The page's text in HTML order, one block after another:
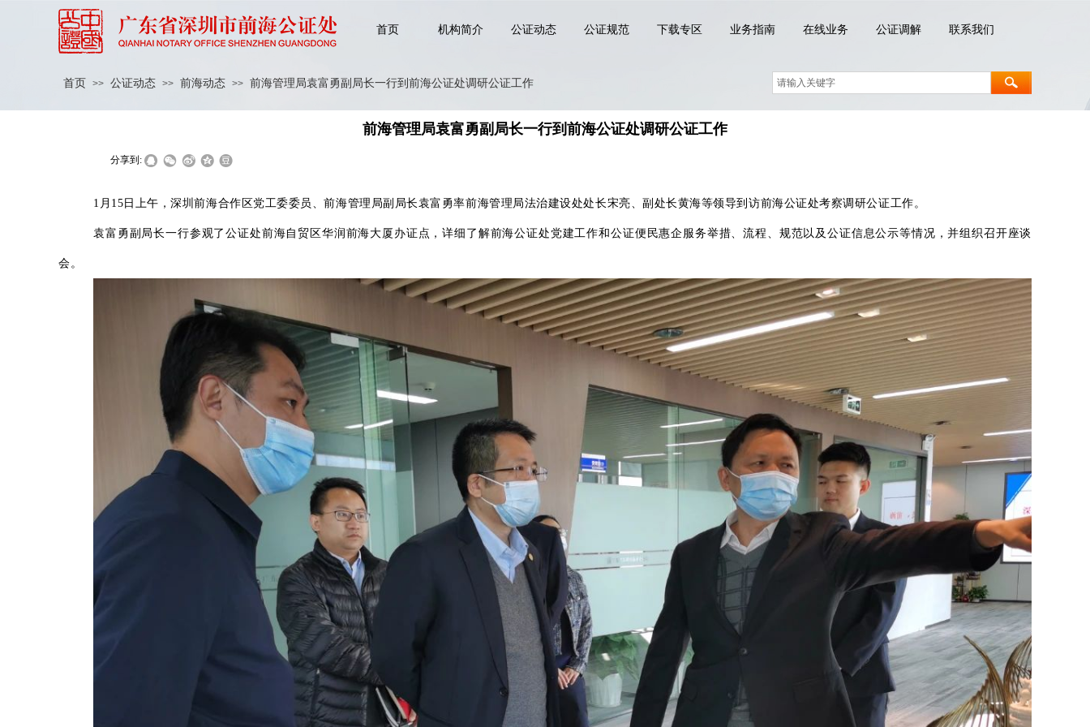
首页 机构简介 公证动态 公证规范 下载专区 业务指南 在线业务 公证调解 联系我们
首页 >> 公证动态 >> 前海动态 >> 前海管理局袁富勇副局长一行到前海公证处调研公证工作
前海管理局袁富勇副局长一行到前海公证处调研公证工作
分享到:
1 月15日上午，深圳前海合作区党工委委员、前海管理局副局长袁富勇率前海管理局法治建设处处长宋亮、副处长黄海等领导到访前海公证处考察调研公证工作。
袁富勇副局长一行参观了公证处前海自贸区华润前海大厦办证点，详细了解前海公证处党建工作和公证便民惠企服务举措、流程、规范以及公证信息公示等情况，并组织召开座谈
会。